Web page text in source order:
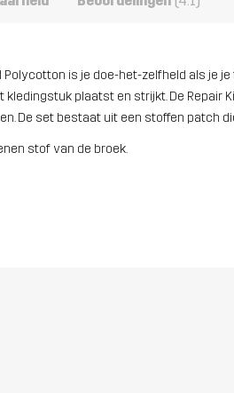
Polycotton is je doe-het-zelfheld als je
plaatst en strijkt. De Repair
De set bestaat uit een stoffen patch
stof van de broek.